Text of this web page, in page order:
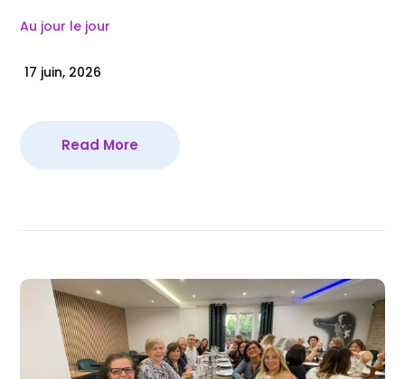
Au jour le jour
17 juin, 2026
Read More